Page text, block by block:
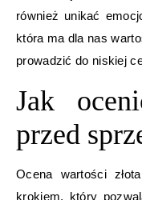
również unikać
która ma dla nas
prowadzić do niskiej
Jak
przed
Ocena wartości
krokiem, który